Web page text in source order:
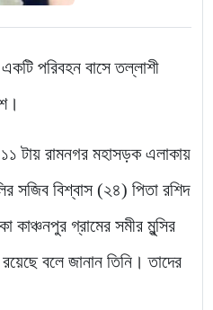
পরিবহন বাসে তল্লাশী
টায় রামনগর মহাসড়ক এলাকায়
সজিব বিশ্বাস (২৪) পিতা রশিদ
গ্রামের সমীর মুন্সির
বলে জানান তিনি। তাদের